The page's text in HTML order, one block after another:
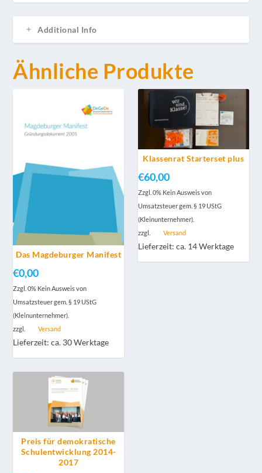
Additional Info
Ähnliche Produkte
Das Magdeburger Manifest
€0,00
Zzgl. 0% Kein Ausweis von
Umsatzsteuer gem. § 19 UStG
(Kleinunternehmer).
zzgl.
Versand
Lieferzeit: ca. 30 Werktage
Klassenrat Starterset plus
€60,00
Zzgl. 0% Kein Ausweis von
Umsatzsteuer gem. § 19 UStG
(Kleinunternehmer).
zzgl.
Versand
Lieferzeit: ca. 14 Werktage
Preis für demokratische
Schulentwicklung 2014-
2017